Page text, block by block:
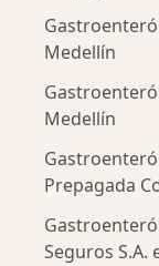
Medellín
Medellín
Prepagada
Seguros S.A.